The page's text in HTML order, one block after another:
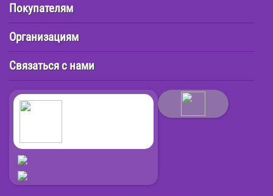
Покупателям
Организациям
Связаться с нами